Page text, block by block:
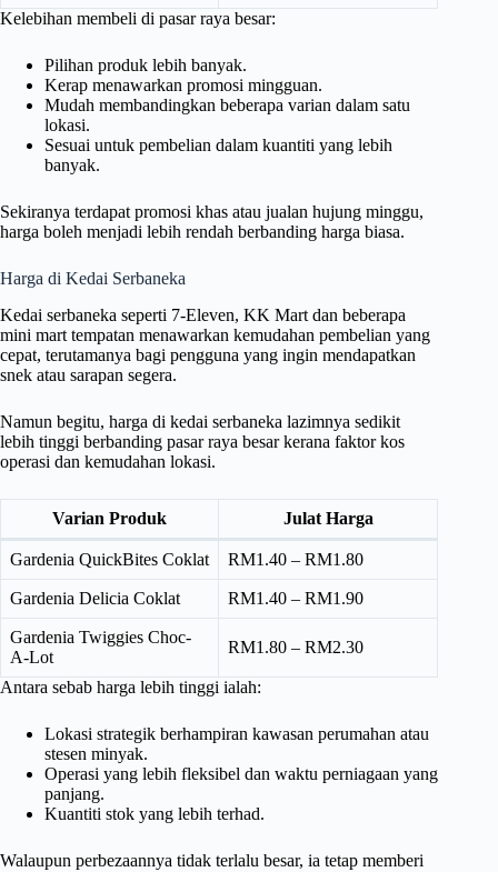
Kelebihan membeli di pasar raya besar:
Pilihan produk lebih banyak.
Kerap menawarkan promosi mingguan.
Mudah membandingkan beberapa varian dalam satu
lokasi.
Sesuai untuk pembelian dalam kuantiti yang lebih
banyak.
Sekiranya terdapat promosi khas atau jualan hujung minggu,
harga boleh menjadi lebih rendah berbanding harga biasa.
Harga di Kedai Serbaneka
Kedai serbaneka seperti 7-Eleven, KK Mart dan beberapa
mini mart tempatan menawarkan kemudahan pembelian yang
cepat, terutamanya bagi pengguna yang ingin mendapatkan
snek atau sarapan segera.
Namun begitu, harga di kedai serbaneka lazimnya sedikit
lebih tinggi berbanding pasar raya besar kerana faktor kos
operasi dan kemudahan lokasi.
Varian Produk Julat Harga
Gardenia QuickBites Coklat RM1.40 – RM1.80
Gardenia Delicia Coklat RM1.40 – RM1.90
Gardenia Twiggies Choc-
A-Lot
RM1.80 – RM2.30
Antara sebab harga lebih tinggi ialah:
Lokasi strategik berhampiran kawasan perumahan atau
stesen minyak.
Operasi yang lebih fleksibel dan waktu perniagaan yang
panjang.
Kuantiti stok yang lebih terhad.
Walaupun perbezaannya tidak terlalu besar, ia tetap memberi